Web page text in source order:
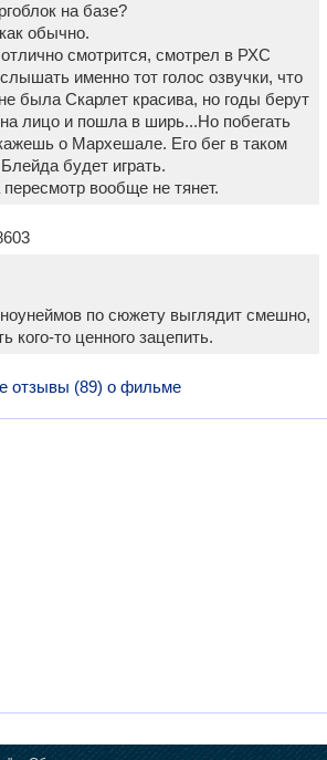
на базе?
обычно.
смотрится, смотрел в РХС
именно тот голос озвучки, что
была Скарлет красива, но годы берут
лицо и пошла в ширь...Но побегать
о Мархешале. Его бег в таком
будет играть.
вообще не тянет.
по сюжету выглядит смешно,
кого-то ценного зацепить.
отзывы (89) о фильме